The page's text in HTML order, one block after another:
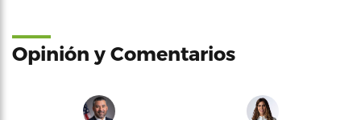
Opinión y Comentarios